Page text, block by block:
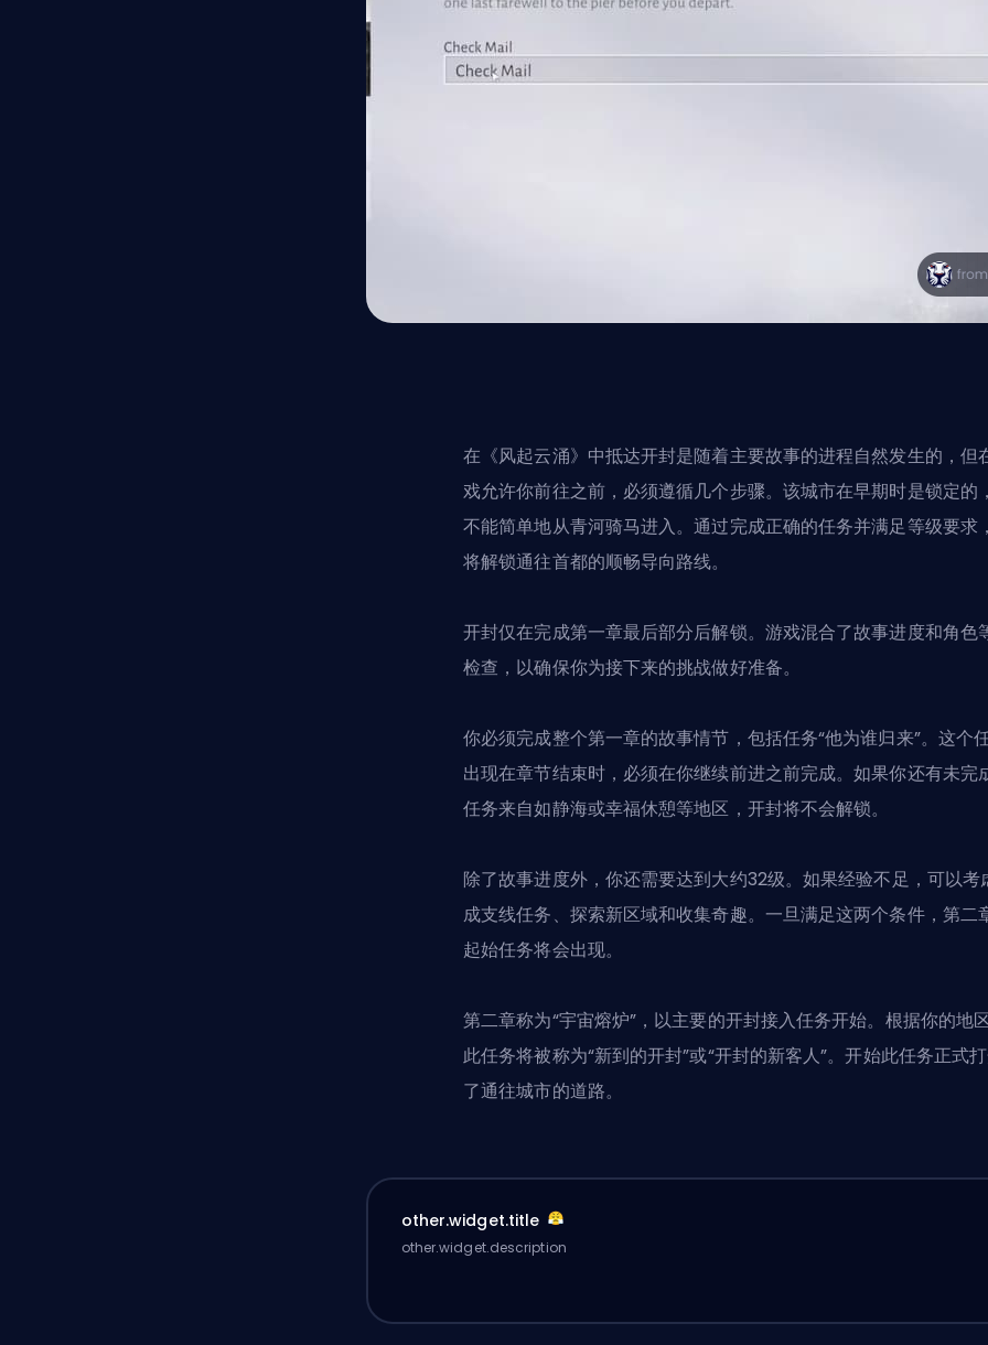
在《风起云涌》中抵达开封是随着主要故事的进程自然发生的，但
戏允许你前往之前，必须遵循几个步骤。该城市在早期时是锁定的
不能简单地从青河骑马进入。通过完成正确的任务并满足等级要求
将解锁通往首都的顺畅导向路线。
开封仅在完成第一章最后部分后解锁。游戏混合了故事进度和角色
检查，以确保你为接下来的挑战做好准备。
你必须完成整个第一章的故事情节，包括任务“他为谁归来”。这个
出现在章节结束时，必须在你继续前进之前完成。如果你还有未完
任务来自如静海或幸福休憩等地区，开封将不会解锁。
除了故事进度外，你还需要达到大约32级。如果经验不足，可以考
成支线任务、探索新区域和收集奇趣。一旦满足这两个条件，第二
起始任务将会出现。
第二章称为“宇宙熔炉”，以主要的开封接入任务开始。根据你的地
此任务将被称为“新到的开封”或“开封的新客人”。开始此任务正式
了通往城市的道路。
other.widget.title
other.widget.description